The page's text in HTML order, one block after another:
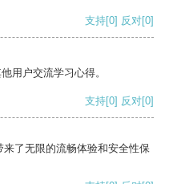
支持[0] 反对[0]
用户交流学习心得。
支持[0] 反对[0]
了无限的流畅体验和安全性保